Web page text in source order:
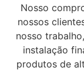
Nosso
nossos
nosso
instalação
produtos de